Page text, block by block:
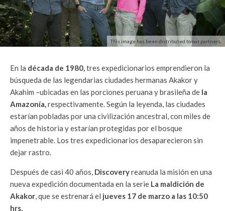
This image has been distributed to our partners.
En la década de 1980,tres expedicionarios emprendieron la
búsqueda de las legendarias ciudades hermanas Akakor y
Akahim –ubicadas en las porciones peruana y brasileña de la
Amazonía,respectivamente. Según la leyenda, las ciudades
estarían pobladas por una civilización ancestral, con miles de
años de historia y estarían protegidas por el bosque
impenetrable. Los tres expedicionarios desaparecieron sin
dejar rastro.
Después de casi 40 años, Discoveryreanuda la misión en una
nueva expedición documentada en la serie La maldición de
Akakor, que se estrenará el jueves 17 de marzo a las 10:50
hrs.